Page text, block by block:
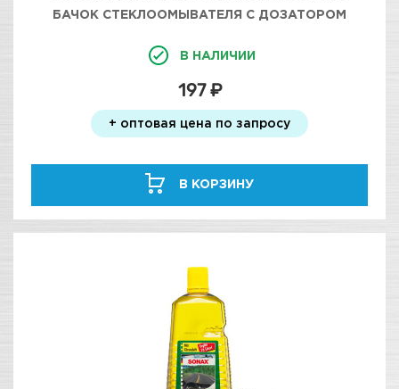
БАЧОК СТЕКЛООМЫВАТЕЛЯ С ДОЗАТОРОМ
В НАЛИЧИИ
197 ₽
+ оптовая цена по запросу
В КОРЗИНУ